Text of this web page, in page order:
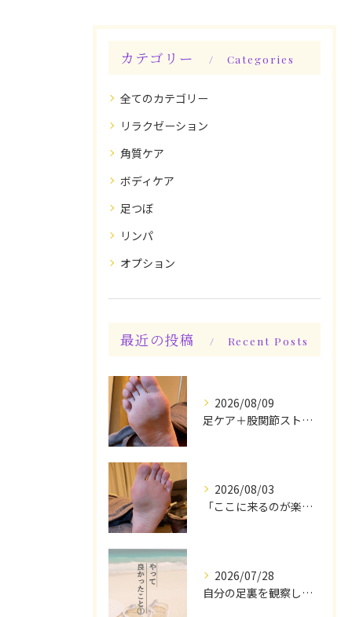
カテゴリー Categories
全てのカテゴリー
リラクゼーション
角質ケア
ボディケア
足つぼ
リンパ
オプション
最近の投稿 Recent Posts
2026/08/09
足ケア＋股関節ストレッチ込み身体整えケアでスッキリ♪
2026/08/03
「ここに来るのが楽しみです♪」と、言っていただけます◎
2026/07/28
自分の足裏を観察してみる！やって良かったぁ〜♪